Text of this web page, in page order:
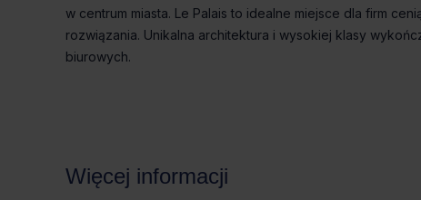
w centrum miasta. Le Palais to idealne miejsce dla firm
rozwiązania. Unikalna architektura i wysokiej klasy
biurowych.
Więcej informacji